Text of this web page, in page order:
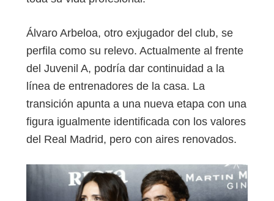
Álvaro Arbeloa, otro exjugador del club, se
perfila como su relevo. Actualmente al frente
del Juvenil A, podría dar continuidad a la
línea de entrenadores de la casa. La
transición apunta a una nueva etapa con una
figura igualmente identificada con los valores
del Real Madrid, pero con aires renovados.